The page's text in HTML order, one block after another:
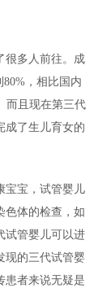
很多人前往。成
，相比国内
而且现在第三代
成了生儿育女的
宝宝，试管婴儿
色体的检查，如
试管婴儿可以进
现的三代试管婴
患者来说无疑是